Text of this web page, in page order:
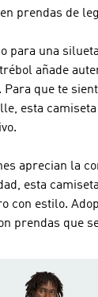
prendas de
para una
añade
que te
esta
aprecian la
esta
con estilo.
prendas que